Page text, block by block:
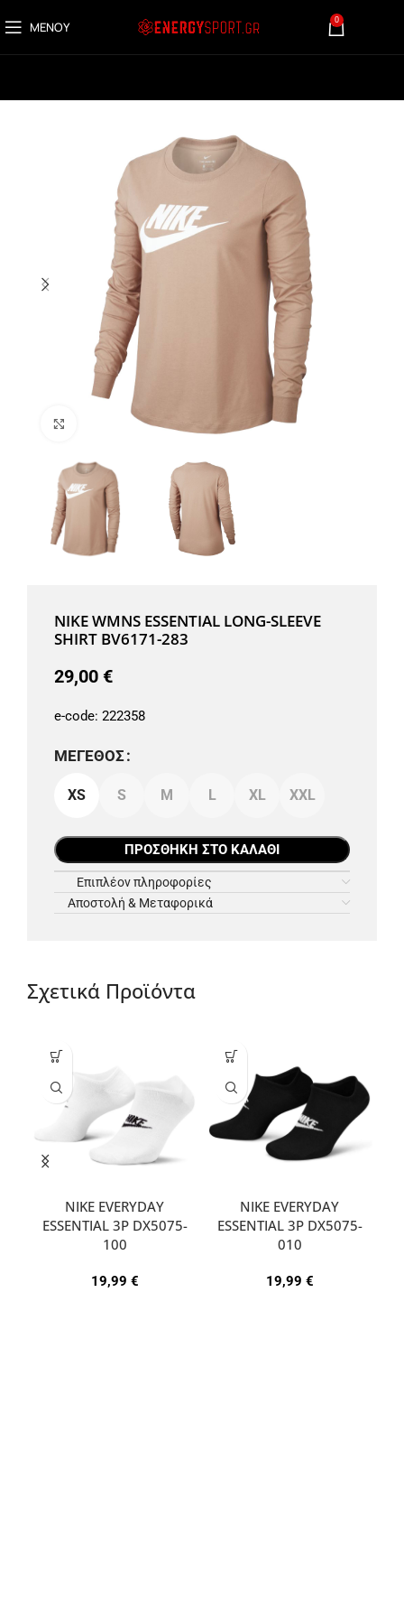
ΜΕΝΟΎ 0
Μεγέθυνση
NIKE WMNS ESSENTIAL LONG-SLEEVE
SHIRT BV6171-283
29,00 €
e-code: 222358
ΜΈΓΕΘΟΣ
XS S M L XL XXL
ΠΡΟΣΘΉΚΗ ΣΤΟ ΚΑΛΆΘΙ
Επιπλέον πληροφορίες
Αποστολή & Μεταφορικά
Σχετικά Προϊόντα
NIKE EVERYDAY
ESSENTIAL 3P DX5075-
100
19,99 €
NIKE EVERYDAY
ESSENTIAL 3P DX5075-
010
19,99 €